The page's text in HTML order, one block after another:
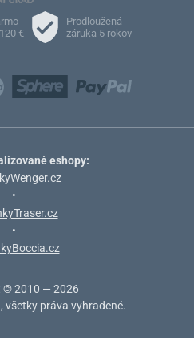
€
Prodloužená
záruka 5 rokov
eshopy:
•
•
© 2010 — 2026
všetky práva vyhradené.